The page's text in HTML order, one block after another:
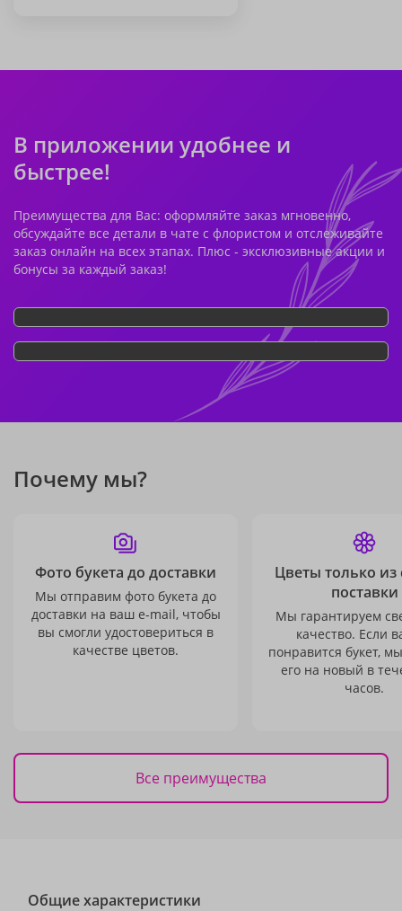
В приложении удобнее и
быстрее!
Преимущества для Вас: оформляйте заказ мгновенно,
обсуждайте все детали в чате с флористом и отслеживайте
заказ онлайн на всех этапах. Плюс - эксклюзивные акции и
бонусы за каждый заказ!
Почему мы?
Фото букета до доставки
Мы отправим фото букета до
доставки на ваш e-mail, чтобы
вы смогли удостовериться в
качестве цветов.
Цветы только из
поставки
Мы гарантируем
качество. Если
понравится букет,
его на новый в
часов.
Все преимущества
Общие характеристики